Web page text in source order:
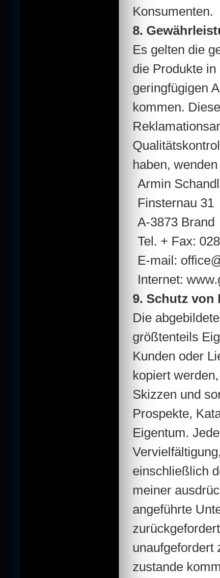
Konsumenten.
8.
Es gelten die
die Produkte
geringfügigen
kommen.
haben,
Armin
Finsternau 31
A-3873 Brand
Tel. + Fax:
E-mail:
Internet:
9. Schutz von
Die
größtenteils
Kunden oder
kopiert
Skizzen und
Prospekte,
Eigentum.
einschließlich
meiner
angeführte
unaufgefordert
zustande